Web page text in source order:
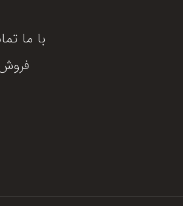
با ما تماس